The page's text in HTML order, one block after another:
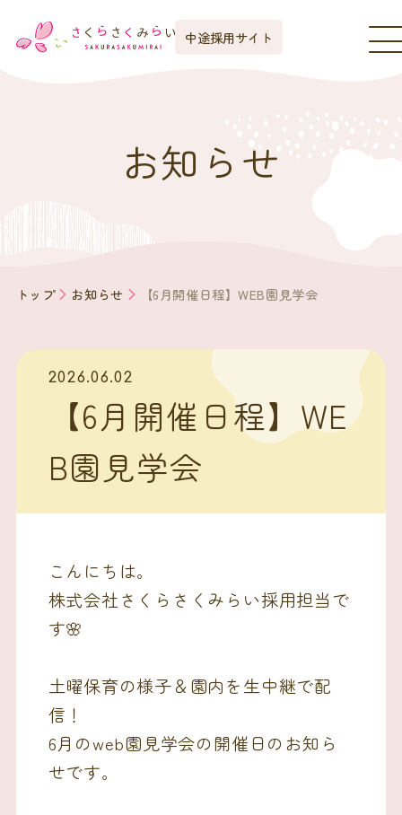
中途採用サイト
お知らせ
トップ お知らせ 【6月開催日程】WEB園見学会
2026.06.02
【6月開催日程】WE
B園見学会
こんにちは。
株式会社さくらさくみらい採用担当で
す🌸
土曜保育の様子＆園内を生中継で配
信！
6月のweb園見学会の開催日のお知ら
せです。